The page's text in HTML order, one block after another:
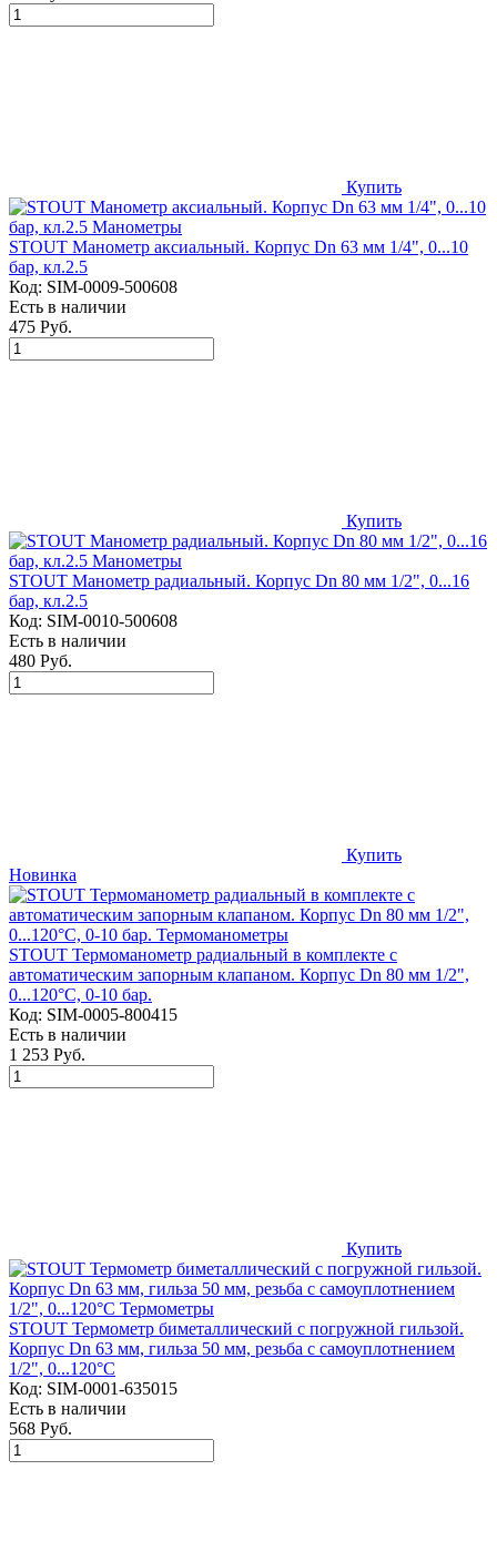
Купить
STOUT Манометр аксиальный. Корпус Dn 63 мм 1/4", 0...10
бар, кл.2.5
Код: SIM-0009-500608
Есть в наличии
475 Руб.
Купить
STOUT Манометр радиальный. Корпус Dn 80 мм 1/2", 0...16
бар, кл.2.5
Код: SIM-0010-500608
Есть в наличии
480 Руб.
Купить
Новинка
STOUT Термоманометр радиальный в комплекте с
автоматическим запорным клапаном. Корпус Dn 80 мм 1/2",
0...120°C, 0-10 бар.
Код: SIM-0005-800415
Есть в наличии
1 253 Руб.
Купить
STOUT Термометр биметаллический с погружной гильзой.
Корпус Dn 63 мм, гильза 50 мм, резьба с самоуплотнением
1/2", 0...120°С
Код: SIM-0001-635015
Есть в наличии
568 Руб.